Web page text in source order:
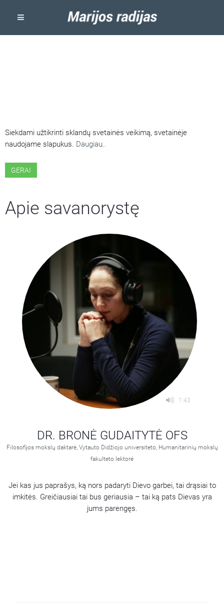
Siekdami užtikrinti sklandų svetainės veikimą, svetainėje
naudojame slapukus. Daugiau..
GERAI
Apie savanorystę
1:43
DR. BRONĖ GUDAITYTĖ OFS
Filosofijos mokslų daktarė, Vytauto Didžiojo universiteto, Humanitarinių mokslų
fakulteto lektorė
Jei kas jus paprašys, ką nors padaryti Dievo garbei, tai drąsiai to
imkitės. Greičiausiai tai bus geriausia – tai ką pats Dievas yra
jums parengęs.
Could not play video.